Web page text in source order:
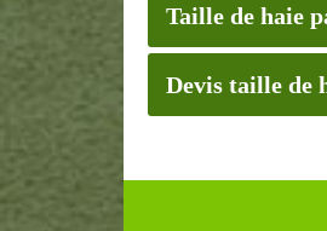
Taille de haie
Devis taille de